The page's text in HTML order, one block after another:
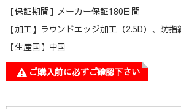
【保証期間】メーカー保証180日間
【加工】ラウンドエッジ加工（2.5D）、防
【生産国】中国
ご購入前に必ずご確認下さい